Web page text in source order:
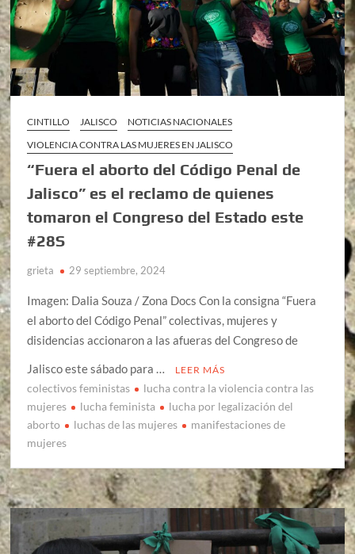
CINTILLO JALISCO
NOTICIAS NACIONALES
VIOLENCIA CONTRA LAS MUJERES EN JALISCO
“Fuera el aborto del Código Penal de
Jalisco” es el reclamo de quienes
tomaron el Congreso del Estado este
#28S
grieta 29 septiembre, 2024
Imagen: Dalia Souza / Zona Docs Con la consigna “Fuera
el aborto del Código Penal” colectivas, mujeres y
disidencias accionaron a las afueras del Congreso de
Jalisco este sábado para …
LEER MÁS
colectivos feministas
lucha contra la violencia contra las
mujeres
lucha feminista
lucha por legalización del
aborto
luchas de las mujeres
manifestaciones de
mujeres